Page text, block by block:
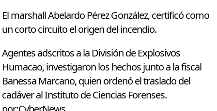
El marshall Abelardo Pérez González, certificó como
un corto circuito el origen del incendio.
Agentes adscritos a la División de Explosivos
Humacao, investigaron los hechos junto a la fiscal
Banessa Marcano, quien ordenó el traslado del
cadáver al Instituto de Ciencias Forenses.